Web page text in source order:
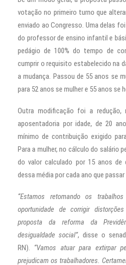
votação no primeiro turno que
enviado ao Congresso. Uma delas
do professor de ensino infantil e
pedágio de 100% do tempo de
cumprir o requisito estabelecido na
a mudança. Passou de 55 anos se
para 52 anos se mulher e 55 anos se
Outra modificação foi a redução,
aposentadoria por idade, de 20
mínimo de contribuição exigido
Para a mulher, no cálculo do salário
do valor calculado por 15 anos de
dessa média por cada ano que
“Estamos retomando os
oportunidade de corrigir
proposta da reforma da
desigualdade social”, disse o
RN). “Vamos atuar para extirpar
prejudicam os trabalhadores.